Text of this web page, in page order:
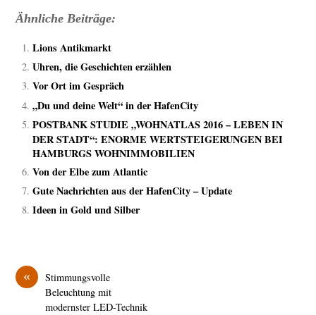
Ähnliche Beiträge:
Lions Antikmarkt
Uhren, die Geschichten erzählen
Vor Ort im Gespräch
„Du und deine Welt“ in der HafenCity
POSTBANK STUDIE „WOHNATLAS 2016 – LEBEN IN
DER STADT“: ENORME WERTSTEIGERUNGEN BEI
HAMBURGS WOHNIMMOBILIEN
Von der Elbe zum Atlantic
Gute Nachrichten aus der HafenCity – Update
Ideen in Gold und Silber
«
Stimmungsvolle
Beleuchtung mit
modernster LED-Technik